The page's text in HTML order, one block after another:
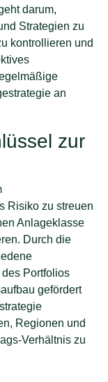
darum,
Strategien zu
kontrollieren und
an
zur
Risiko zu streuen
Anlageklasse
Durch die
Portfolios
gefördert
Regionen und
Verhältnis zu